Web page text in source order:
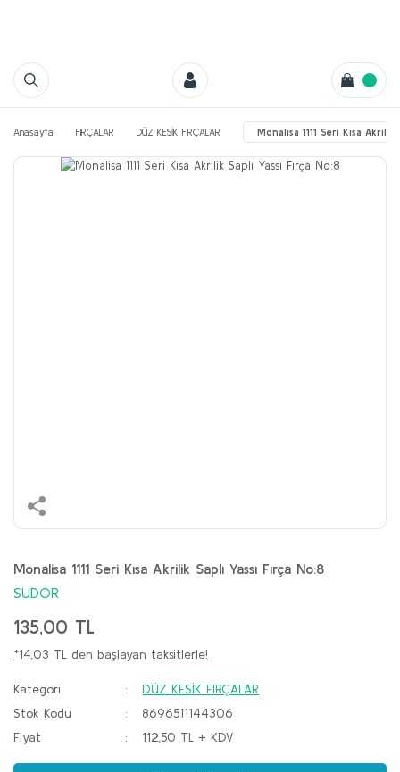
Anasayfa FIRÇALAR DÜZ KESİK FIRÇALAR Monalisa 1111 Seri Kısa Akrilik
Monalisa 1111 Seri Kısa Akrilik Saplı Yassı Fırça No:8
SUDOR
135,00 TL
*14,03 TL den başlayan taksitlerle!
Kategori
DÜZ KESİK FIRÇALAR
Stok Kodu
8696511144306
Fiyat
112,50 TL + KDV